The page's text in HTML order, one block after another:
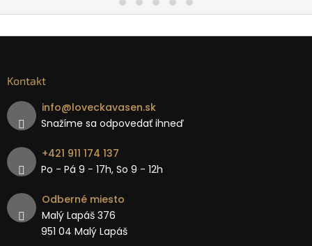
Kontakt
info@loveckavasen.sk
Snažíme sa odpovedať ihneď
+421 911 174 137
Po - Pá 9 − 17h, So 9 - 12h
Odberné miesto
Malý Lapáš 376
951 04 Malý Lapáš